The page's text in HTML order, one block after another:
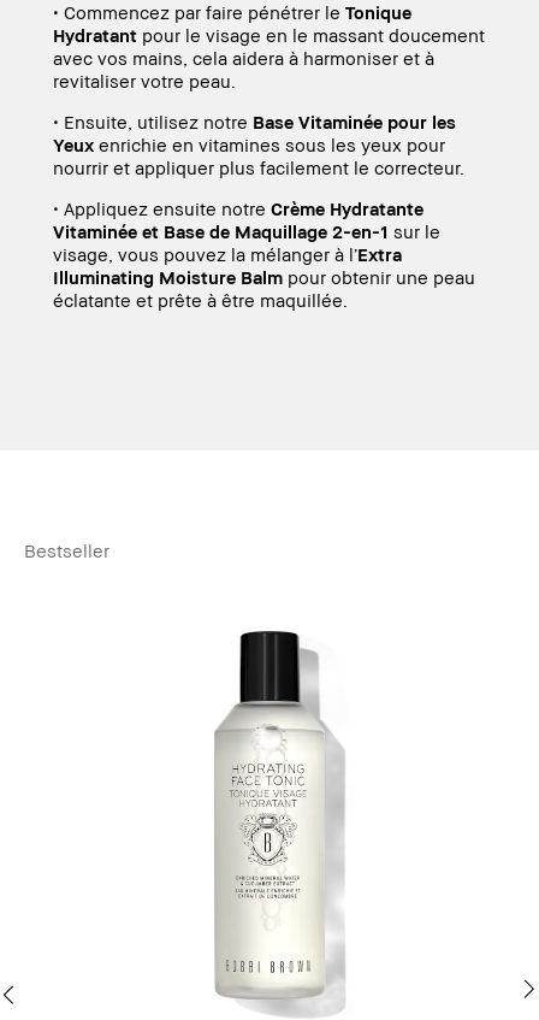
• Commencez par faire pénétrer le Tonique
Hydratant pour le visage en le massant doucement
avec vos mains, cela aidera à harmoniser et à
revitaliser votre peau.
• Ensuite, utilisez notre Base Vitaminée pour les
Yeux enrichie en vitamines sous les yeux pour
nourrir et appliquer plus facilement le correcteur.
• Appliquez ensuite notre Crème Hydratante
Vitaminée et Base de Maquillage 2-en-1 sur le
visage, vous pouvez la mélanger à l’Extra
Illuminating Moisture Balm pour obtenir une peau
éclatante et prête à être maquillée.
Bestseller